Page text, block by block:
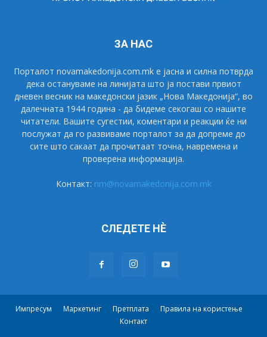
ЗА НАС
Порталот novamakedonija.com.mk е јасна и силна потврда
дека остануваме на линијата што ја постави првиот
дневен весник на македонски јазик „Нова Македонија“, во
далечната 1944 година - да бидеме секогаш со нашите
читатели. Вашите сугестии, коментари и реакции ќе ни
послужат да го развиваме порталот за да допреме до
сите што сакаат да прочитаат точна, навремена и
проверена информација.
Контакт: nm@novamakedonija.com.mk
СЛЕДЕТЕ НÈ
Импресум Маркетинг Претплата
Правила на користење
Контакт